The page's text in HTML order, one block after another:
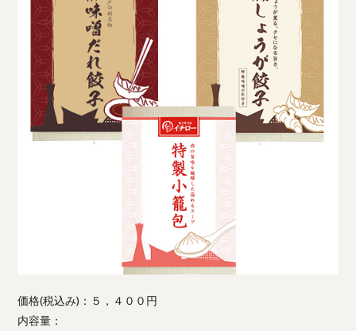
価格(税込み)：５，４００円
内容量：